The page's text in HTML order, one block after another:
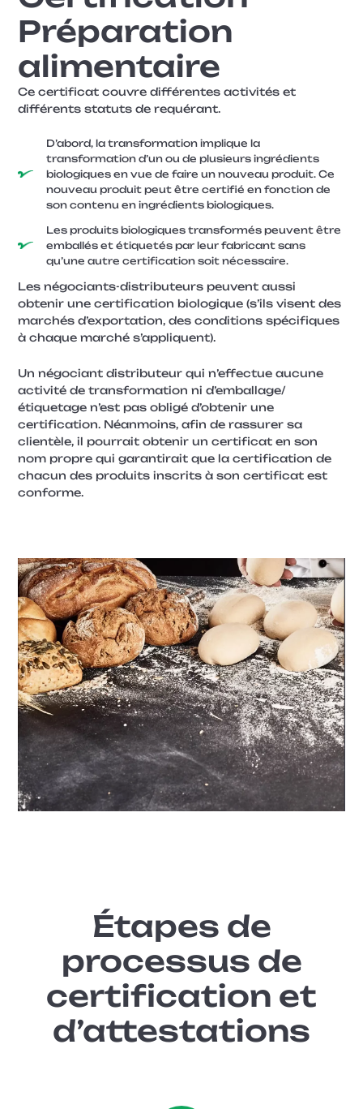
Préparation
alimentaire
Ce certificat couvre différentes activités et
différents statuts de requérant.
D’abord, la transformation implique la
transformation d’un ou de plusieurs ingrédients
biologiques en vue de faire un nouveau produit. Ce
nouveau produit peut être certifié en fonction de
son contenu en ingrédients biologiques.
Les produits biologiques transformés peuvent être
emballés et étiquetés par leur fabricant sans
qu’une autre certification soit nécessaire.
Les négociants-distributeurs peuvent aussi
obtenir une certification biologique (s’ils visent des
marchés d’exportation, des conditions spécifiques
à chaque marché s’appliquent).
Un négociant distributeur qui n’effectue aucune
activité de transformation ni d’emballage/
étiquetage n’est pas obligé d’obtenir une
certification. Néanmoins, afin de rassurer sa
clientèle, il pourrait obtenir un certificat en son
nom propre qui garantirait que la certification de
chacun des produits inscrits à son certificat est
conforme.
Étapes de
processus de
certification et
d’attestations
Entreprise
Sujet
Courriel
Soumettre